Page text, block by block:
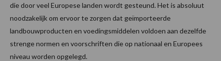
die door veel Europese landen wordt gesteund. Het is absoluut
noodzakelijk om ervoor te zorgen dat geïmporteerde
landbouwproducten en voedingsmiddelen voldoen aan dezelfde
strenge normen en voorschriften die op nationaal en Europees
niveau worden opgelegd.